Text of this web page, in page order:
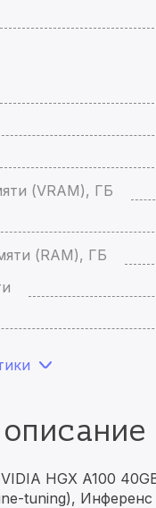
(VRAM), ГБ
(RAM), ГБ
HGX A100
tuning),